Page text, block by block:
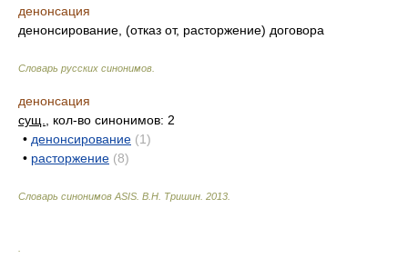
денонсация
денонсирование, (отказ от, расторжение) договора
Словарь русских синонимов
денонсация
сущ.
, кол-во синонимов: 2
• денонсирование (1)
• расторжение (8)
Словарь синонимов ASIS. В.Н. Тришин 2013